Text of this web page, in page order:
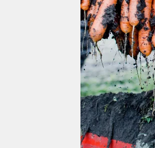
verlag
veranstaltungen
shop
fragen & hilfe
unterstützen
abo
genossenschaft